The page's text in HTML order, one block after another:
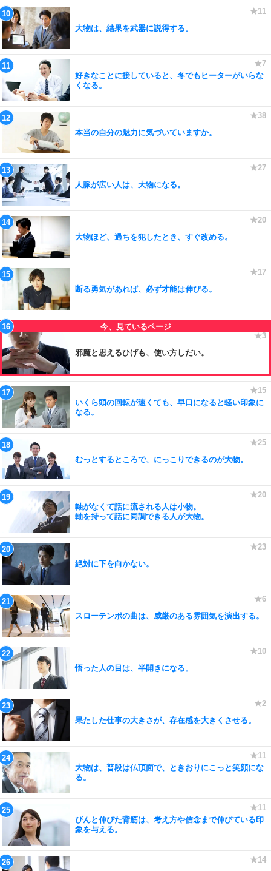
大物は、結果を武器に説得する。
好きなことに接していると、冬でもヒーターがいらな
くなる。
本当の自分の魅力に気づいていますか。
人脈が広い人は、大物になる。
大物ほど、過ちを犯したとき、すぐ改める。
断る勇気があれば、必ず才能は伸びる。
邪魔と思えるひげも、使い方しだい。
いくら頭の回転が速くても、早口になると軽い印象に
なる。
むっとするところで、にっこりできるのが大物。
軸がなくて話に流される人は小物。
軸を持って話に同調できる人が大物。
絶対に下を向かない。
スローテンポの曲は、威厳のある雰囲気を演出する。
悟った人の目は、半開きになる。
果たした仕事の大きさが、存在感を大きくさせる。
大物は、普段は仏頂面で、ときおりにこっと笑顔にな
る。
ぴんと伸びた背筋は、考え方や信念まで伸びている印
象を与える。